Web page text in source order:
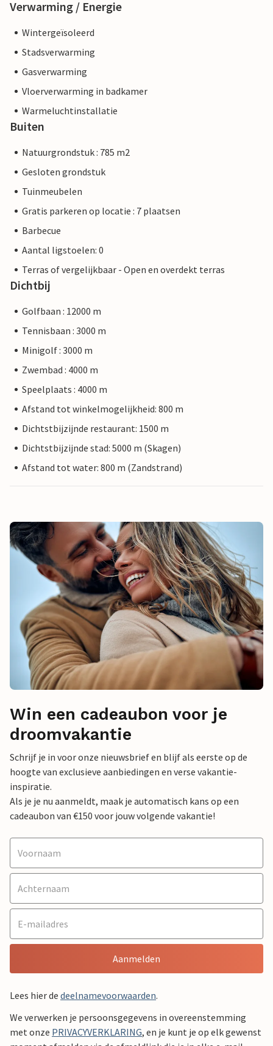
Verwarming / Energie
Wintergeïsoleerd
Stadsverwarming
Gasverwarming
Vloerverwarming in badkamer
Warmeluchtinstallatie
Buiten
Natuurgrondstuk : 785 m2
Gesloten grondstuk
Tuinmeubelen
Gratis parkeren op locatie : 7 plaatsen
Barbecue
Aantal ligstoelen: 0
Terras of vergelijkbaar - Open en overdekt terras
Dichtbij
Golfbaan : 12000 m
Tennisbaan : 3000 m
Minigolf : 3000 m
Zwembad : 4000 m
Speelplaats : 4000 m
Afstand tot winkelmogelijkheid: 800 m
Dichtstbijzijnde restaurant: 1500 m
Dichtstbijzijnde stad: 5000 m (Skagen)
Afstand tot water: 800 m (Zandstrand)
Win een cadeaubon voor je
droomvakantie
Schrijf je in voor onze nieuwsbrief en blijf als eerste op de
hoogte van exclusieve aanbiedingen en verse vakantie-
inspiratie.
Als je je nu aanmeldt, maak je automatisch kans op een
cadeaubon van €150 voor jouw volgende vakantie!
Aanmelden
Lees hier de deelnamevoorwaarden.
We verwerken je persoonsgegevens in overeenstemming
met onze PRIVACYVERKLARING, en je kunt je op elk gewenst